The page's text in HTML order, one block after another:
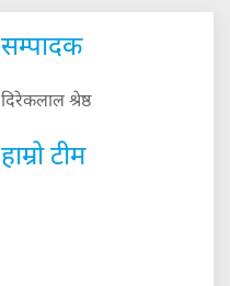
सम्पादक
दिरेकलाल श्रेष्ठ
हाम्रो टीम